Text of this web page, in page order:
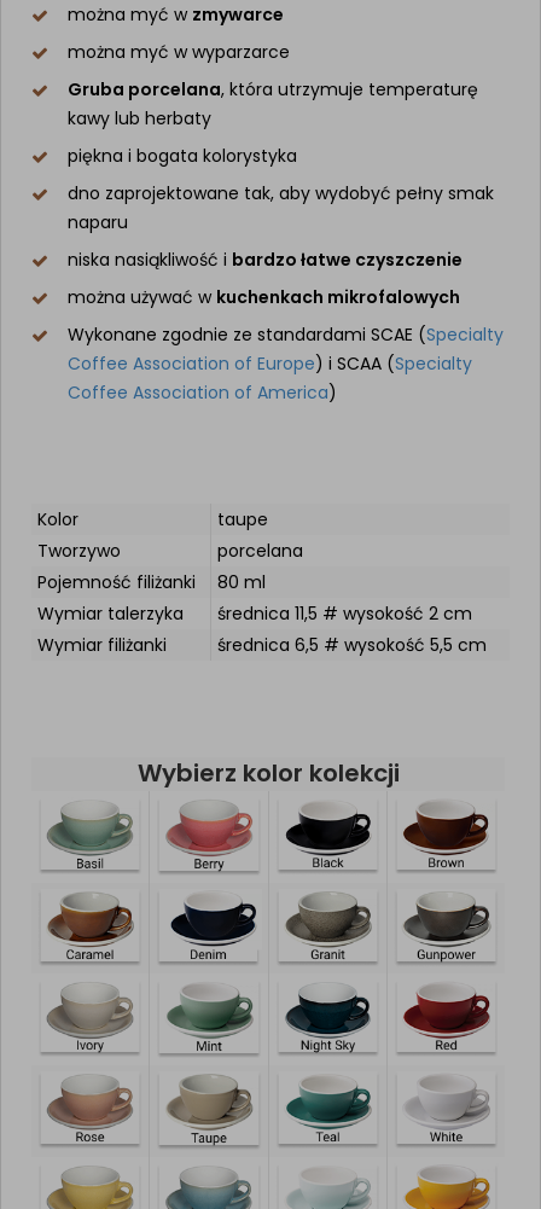
można myć w zmywarce
można myć w wyparzarce
Gruba porcelana, która utrzymuje temperaturę
kawy lub herbaty
piękna i bogata kolorystyka
dno zaprojektowane tak, aby wydobyć pełny smak
naparu
niska nasiąkliwość i bardzo łatwe czyszczenie
można używać w kuchenkach mikrofalowych
Wykonane zgodnie ze standardami SCAE (Specialty
Coffee Association of Europe) i SCAA (Specialty
Coffee Association of America)
Kolor
taupe
Tworzywo
porcelana
Pojemność filiżanki
80 ml
Wymiar talerzyka
średnica 11,5 # wysokość 2 cm
Wymiar filiżanki
średnica 6,5 # wysokość 5,5 cm
Wybierz kolor kolekcji